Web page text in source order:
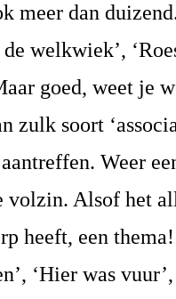
meer dan
welkwiek’,
goed, weet je
zulk soort
Weer
volzin. Alsof het
heeft, een
‘Hier was